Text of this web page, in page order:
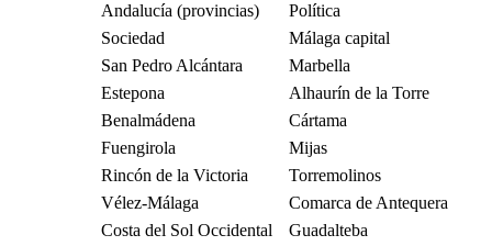
Andalucía (provincias)
Política
Sociedad
Málaga capital
San Pedro Alcántara
Marbella
Estepona
Alhaurín de la Torre
Benalmádena
Cártama
Fuengirola
Mijas
Rincón de la Victoria
Torremolinos
Vélez-Málaga
Comarca de Antequera
Costa del Sol Occidental
Guadalteba